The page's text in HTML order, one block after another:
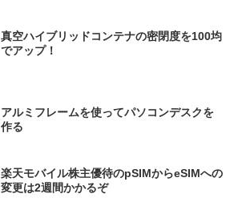
真空ハイブリッドコンテナの密閉度を100均
でアップ！
アルミフレームを使ってパソコンデスクを
作る
楽天モバイル株主優待のpSIMからeSIMへの
変更は2週間かかるぞ